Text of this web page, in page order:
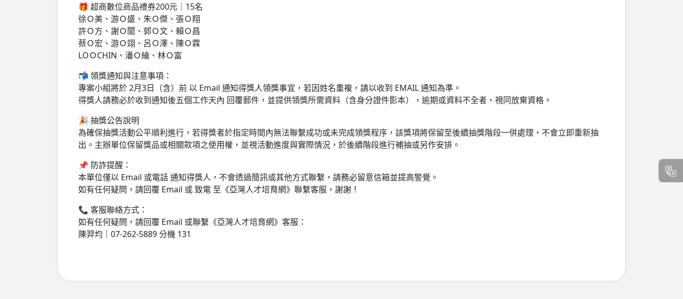
🎁 超商數位商品禮券200元｜15名
徐Ｏ美、游Ｏ盛、朱Ｏ傑、張Ｏ翔
許Ｏ方、謝Ｏ闓、郭Ｏ文、賴Ｏ昌
蔡Ｏ宏、游Ｏ翊、呂Ｏ澤、陳Ｏ霖
LOＯCHIN、潘Ｏ綸、林Ｏ富
📬 領獎通知與注意事項：
專案小組將於 2月3日（含）前 以 Email 通知得獎人領獎事宜，若因姓名重複，請以收到 EMAIL 通知為準。
得獎人請務必於收到通知後五個工作天內 回覆郵件，並提供領獎所需資料（含身分證件影本），逾期或資料不全者，視同放棄資格。
🎉 抽獎公告說明
為確保抽獎活動公平順利進行，若得獎者於指定時間內無法聯繫成功或未完成領獎程序，該獎項將保留至後續抽獎階段一併處理，不會立即重新抽
出。主辦單位保留獎品或相關款項之使用權，並視活動進度與實際情況，於後續階段進行補抽或另作安排。
📌 防詐提醒：
本單位僅以 Email 或電話 通知得獎人，不會透過簡訊或其他方式聯繫，請務必留意信箱並提高警覺。
如有任何疑問，請回覆 Email 或 致電 至《亞灣人才培育網》聯繫客服，謝謝！
📞 客服聯絡方式：
如有任何疑問，請回覆 Email 或聯繫《亞灣人才培育網》客服：
陳羿均｜07-262-5889 分機 131